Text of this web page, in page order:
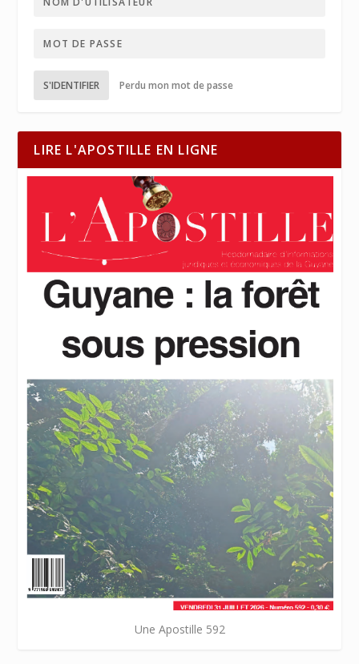
S'IDENTIFIER Perdu mon mot de passe
LIRE L'APOSTILLE EN LIGNE
Une Apostille 592